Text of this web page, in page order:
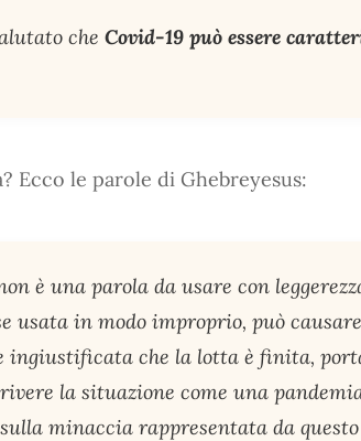
che Covid-19 può essere
Ecco le parole di Ghebreyesus:
è una parola da usare con
usata in modo improprio, può
ingiustificata che la lotta è finita,
la situazione come una
minaccia rappresentata da